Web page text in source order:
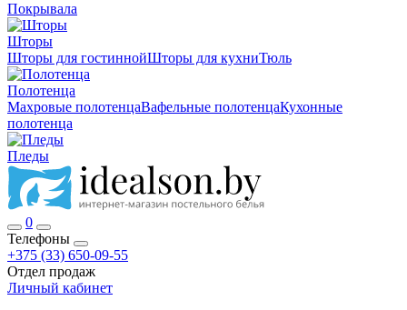
Покрывала
Шторы
Шторы для гостиннойШторы для кухниТюль
Полотенца
Махровые полотенцаВафельные полотенцаКухонные
полотенца
Пледы
0
Телефоны
+375 (33) 650-09-55
Отдел продаж
Личный кабинет